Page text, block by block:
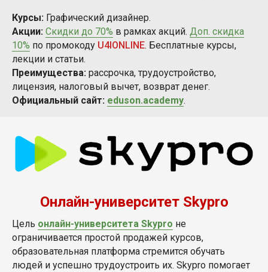
Курсы: Графический дизайнер.
Акции: Скидки до 70% в рамках акций. Доп. скидка
10% по промокоду U4IONLINE. Бесплатные курсы,
лекции и статьи.
Преимущества: рассрочка, трудоустройство,
лицензия, налоговый вычет, возврат денег.
Официальный сайт: eduson.academy.
Онлайн-университет Skypro
Цель онлайн-университета Skypro не
ограничивается простой продажей курсов,
образовательная платформа стремится обучать
людей и успешно трудоустроить их. Skypro помогает